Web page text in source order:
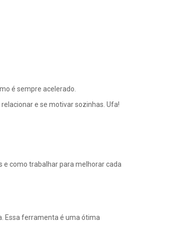
é sempre acelerado.
e se motivar sozinhas. Ufa!
e como trabalhar para melhorar cada
Essa ferramenta é uma ótima